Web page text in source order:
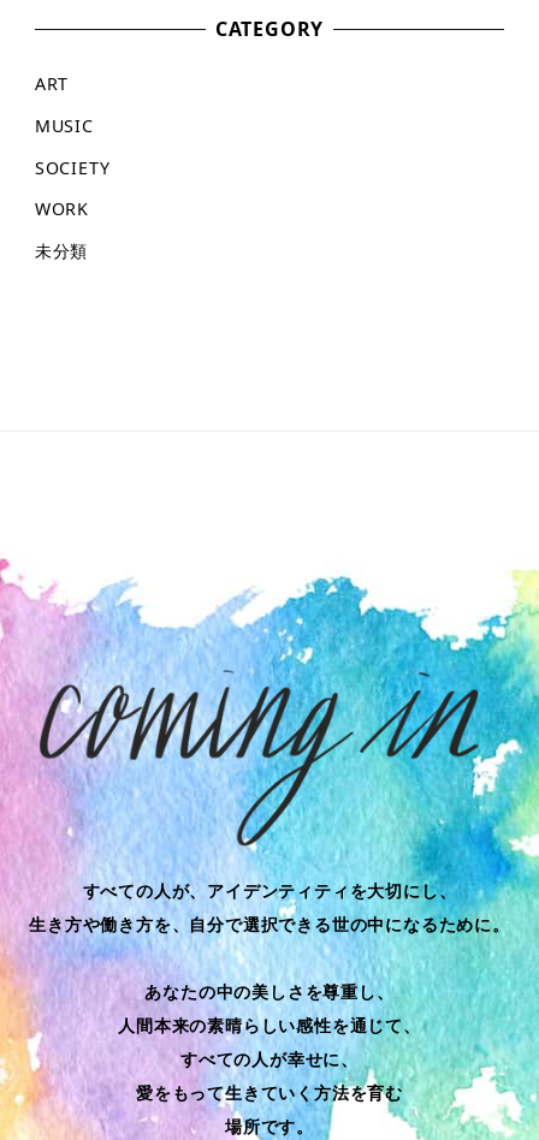
CATEGORY
ART
MUSIC
SOCIETY
WORK
未分類
すべての人が、アイデンティティを大切にし、
生き方や働き方を、自分で選択できる世の中になるために。
あなたの中の美しさを尊重し、
人間本来の素晴らしい感性を通じて、
すべての人が幸せに、
愛をもって生きていく方法を育む
場所です。